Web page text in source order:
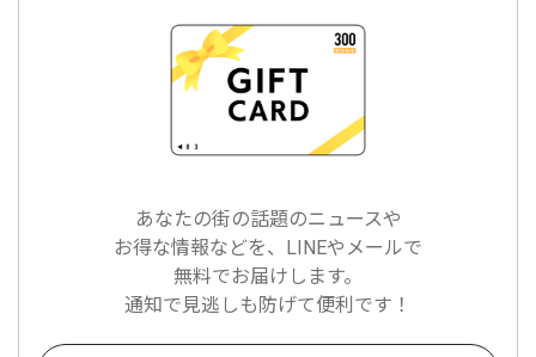
あなたの街の話題のニュースや
お得な情報などを、LINEやメールで
無料でお届けします。
通知で見逃しも防げて便利です！